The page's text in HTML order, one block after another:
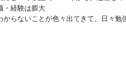
・経験は膨大
からないことが色々出てきて、日々勉